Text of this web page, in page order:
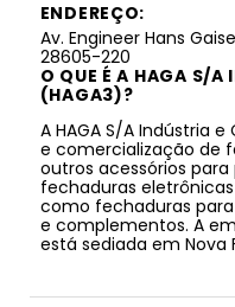
ENDEREÇO:
Av. Engineer Hans
28605-220
O QUE É A HAGA S/A
(HAGA3)?
A HAGA S/A Indústria
e comercialização de
outros acessórios
fechaduras
como fechaduras
e complementos. A
está sediada em Nova